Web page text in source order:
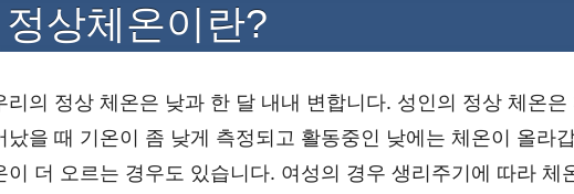
정상체온이란?
리의 정상 체온은 낮과 한 달 내내 변합니다. 성인의 정상 체온
났을 때 기온이 좀 낮게 측정되고 활동중인 낮에는 체온이 올라
이 더 오르는 경우도 있습니다. 여성의 경우 생리주기에 따라